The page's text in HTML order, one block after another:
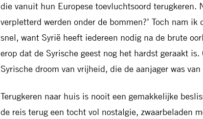
die vanuit hun Europese toevluchtsoord terugkeren.
verpletterd werden onder de bommen?’ Toch nam
snel, want Syrië heeft iedereen nodig na de brute
erop dat de Syrische geest nog het hardst geraakt
Syrische droom van vrijheid, die de aanjager was
Terugkeren naar huis is nooit een gemakkelijke
de reis terug een tocht vol nostalgie, zwaarbeladen